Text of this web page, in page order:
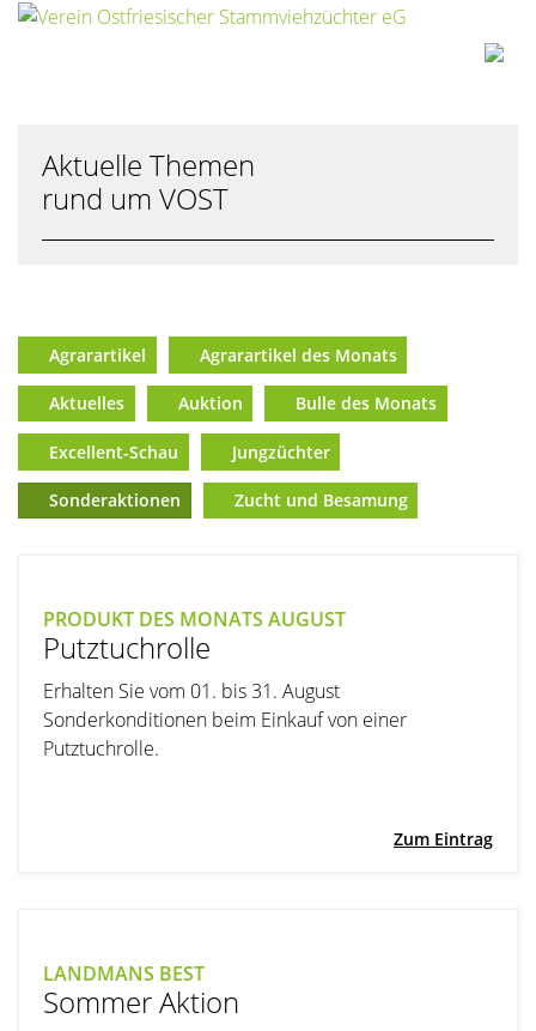
Aktuelle Themen
rund um VOST
Agrarartikel Agrarartikel des Monats
Aktuelles Auktion Bulle des Monats
Excellent-Schau Jungzüchter
Sonderaktionen Zucht und Besamung
PRODUKT DES MONATS AUGUST
Putztuchrolle
Erhalten Sie vom 01. bis 31. August
Sonderkonditionen beim Einkauf von einer
Putztuchrolle.
Zum Eintrag
LANDMANS BEST
Sommer Aktion